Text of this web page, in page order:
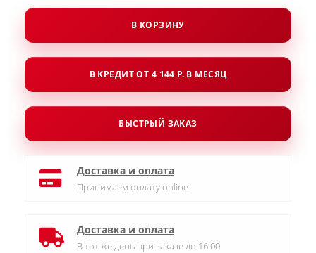
В КОРЗИНУ
В КРЕДИТ ОТ 4 144 Р. В МЕСЯЦ
БЫСТРЫЙ ЗАКАЗ
Доставка и оплата
Принимаем оплату online
Доставка и оплата
В тот же день при заказе до 16:00